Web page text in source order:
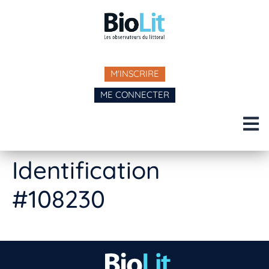
M'INSCRIRE
ME CONNECTER
Identification
#108230